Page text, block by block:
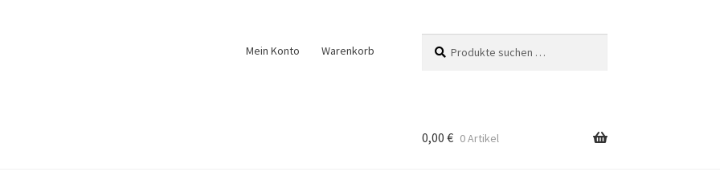
Mein Konto Warenkorb
nach:
0,00 € 0 Artikel